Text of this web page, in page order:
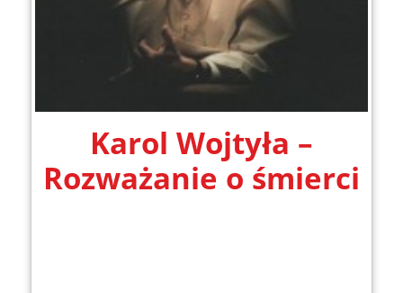
Karol Wojtyła –
Rozważanie o śmierci